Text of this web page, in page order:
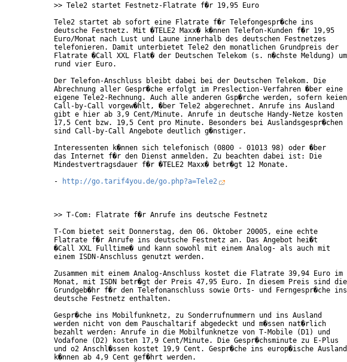
>> Tele2 startet Festnetz-Flatrate f�r 19,95 Euro
Tele2 startet ab sofort eine Flatrate f�r Telefongespr�che ins
deutsche Festnetz. Mit �TELE2 Maxx� k�nnen Telefon-Kunden f�r 19,95
Euro/Monat nach Lust und Laune innerhalb des deutschen Festnetzes
telefonieren. Damit unterbietet Tele2 den monatlichen Grundpreis der
Flatrate �Call XXL Flat� der Deutschen Telekom (s. n�chste Meldung) um
rund vier Euro.
Der Telefon-Anschluss bleibt dabei bei der Deutschen Telekom. Die
Abrechnung aller Gespr�che erfolgt im Preslection-Verfahren �ber eine
eigene Tele2-Rechnung. Auch alle anderen Gsp�rche werden, sofern keien
Call-by-Call vorgew�hlt, �ber Tele2 abgerechnet. Anrufe ins Ausland
gibt e hier ab 3,9 Cent/Minute. Anrufe in deutsche Handy-Netze kosten
17,5 Cent bzw. 19,5 Cent pro Minute. Besonders bei Auslandsgespr�chen
sind Call-by-Call Angebote deutlich g�nstiger.
Interessenten k�nnen sich telefonisch (0800 - 01013 98) oder �ber
das Internet f�r den Dienst anmelden. Zu beachten dabei ist: Die
Mindestvertragsdauer f�r �TELE2 Maxx� betr�gt 12 Monate.
-
http://go.tarif4you.de/go.php?a=Tele2
>> T-Com: Flatrate f�r Anrufe ins deutsche Festnetz
T-Com bietet seit Donnerstag, den 06. Oktober 20005, eine echte
Flatrate f�r Anrufe ins deutsche Festnetz an. Das Angebot hei�t
�Call XXL Fulltime� und kann sowohl mit einem Analog- als auch mit
einem ISDN-Anschluss genutzt werden.
Zusammen mit einem Analog-Anschluss kostet die Flatrate 39,94 Euro im
Monat, mit ISDN betr�gt der Preis 47,95 Euro. In diesem Preis sind die
Grundgeb�hr f�r den Telefonanschluss sowie Orts- und Ferngespr�che ins
deutsche Festnetz enthalten.
Gespr�che ins Mobilfunknetz, zu Sonderrufnummern und ins Ausland
werden nicht von dem Pauschaltarif abgedeckt und m�ssen nat�rlich
bezahlt werden: Anrufe in die Mobilfunknetze von T-Mobile (D1) und
Vodafone (D2) kosten 17,9 Cent/Minute. Die Gespr�chsminute zu E-Plus
und o2 Anschl�ssen kostet 19,9 Cent. Gespr�che ins europ�ische Ausland
k�nnen ab 4,9 Cent gef�hrt werden.